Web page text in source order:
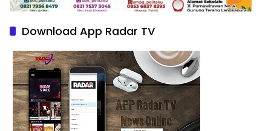
Download App Radar TV